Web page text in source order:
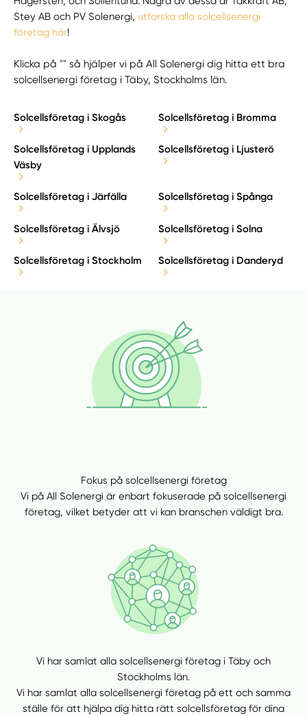
Stey AB och PV Solenergi,utforska alla solcellsenergi
företag här!
Klicka på "" så hjälper vi på All Solenergi dig hitta ett bra
solcellsenergi företag i Täby, Stockholms län.
Solcellsföretag i Skogås Solcellsföretag i Bromma
Solcellsföretag i Upplands
Väsby
Solcellsföretag i Ljusterö
Solcellsföretag i Järfälla Solcellsföretag i Spånga
Solcellsföretag i Älvsjö Solcellsföretag i Solna
Solcellsföretag i Stockholm Solcellsföretag i Danderyd
Fokus på solcellsenergi företag
Vi på All Solenergi är enbart fokuserade på solcellsenergi
företag, vilket betyder att vi kan branschen väldigt bra.
Vi har samlat alla solcellsenergi företag i Täby och
Stockholms län.
Vi har samlat alla solcellsenergi företag på ett och samma
ställe för att hjälpa dig hitta rätt solcellsföretag för dina